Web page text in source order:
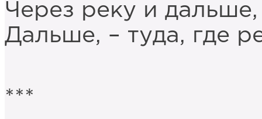
Через реку и
Дальше, – туда, где
***